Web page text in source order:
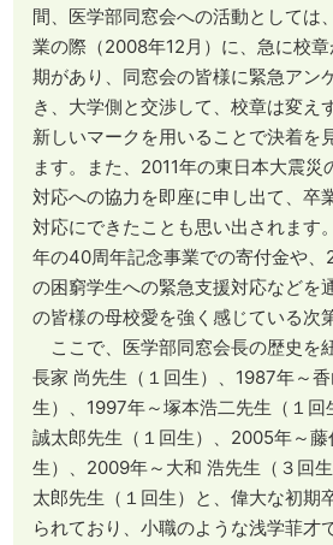
間、医学部同窓会への活動としては
業の際（2008年12月）に、急に校
期があり、同窓会の皆様に緊急アン
き、大学側と交渉して、校章は変え
新しいマークを用いることで決着を
ます。また、2011年の東日本大震災
対応への協力を即座に申し出て、卒
対応にできたことも思い出されます
年の40周年記念事業での寄付金や
の困窮学生への緊急支援対応などを
の皆様の母校愛を強く感じている次
ここで、医学部同窓会長の歴史を
長家 尚先生（１回生）、1987年～
生）、1997年～塚本浩二先生（１
誠太郎先生（１回生）、2005年～藤
生）、2009年～大和 浩先生（３回
太郎先生（１回生）と、偉大な初期
られており、小職のような浅学菲才